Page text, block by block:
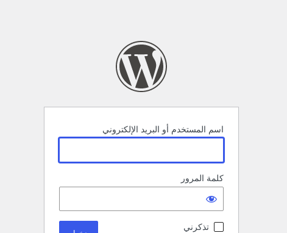
اسم المستخدم أو البريد الإلكتروني
كلمة المرور
تذكرني